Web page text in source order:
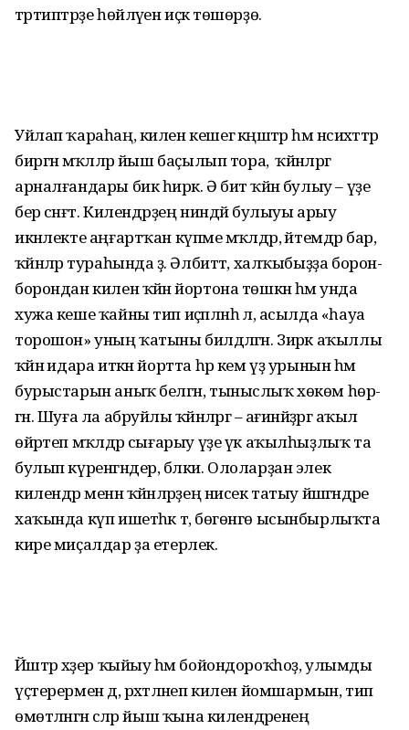
тәртиптәрҙе һөйләүен иҫкә төшөрҙө.
Уйлап ҡараһаң, килен кешегә кәңәштәр һәм нәсихәттәр
биргән мәҡәләләр йыш баҫылып тора, ә ҡәйнәләргә
арналғандары бик һирәк. Ә бит ҡәйнә булыу – үҙе
бер сәнғәт. Килендәрҙең ниндәй булыуы арыу
икәнлекте аңғартҡан күпме мәҡәлдәр, әйтемдәр бар, ә
ҡәйнәләр тураһында әҙ. Әлбиттә, халҡыбыҙҙа борон-
борондан килен ҡәйнә йортона төшкән һәм унда
хужа кеше ҡайны тип иҫәп­ләнһә лә, асылда «һауа
торошон» уның ҡатыны билдәләгән. Зирәк аҡыллы
ҡәйнә идара иткән йортта һәр кем үҙ урынын һәм
бурыстарын аныҡ белгән, тыныслыҡ хөкөм һөр­
гән. Шуға ла абруйлы ҡәйнәләргә – ағинәйҙәргә аҡыл
өйрәтеп мәҡәлдәр сығарыу үҙе үк аҡылһыҙлыҡ та
булып күренгәндер, бәлки. Ололарҙан элек
килендәр менән ҡәйнәләрҙең нисек татыу йәшәгәндәре
хаҡында күп ишетһәк тә, бөгөнгө ысынбырлыҡта
кире миҫалдар ҙа етерлек.
Йәштәр хәҙер ҡыйыу һәм бойондороҡһоҙ, улымды
үҫтерермен дә, рәхәтләнеп килен йомшармын, тип
өмөтләнгән әсәләр йыш ҡына килендәренең